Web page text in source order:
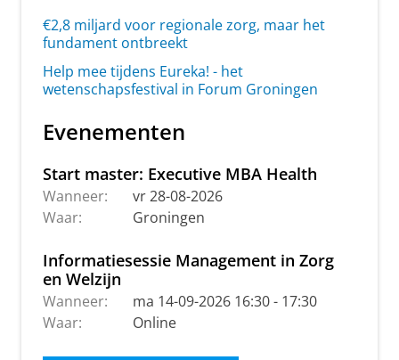
€2,8 miljard voor regionale zorg, maar het
fundament ontbreekt
Help mee tijdens Eureka! - het
wetenschapsfestival in Forum Groningen
Evenementen
Start master: Executive MBA Health
Wanneer:
vr 28-08-2026
Waar:
Groningen
Informatiesessie Management in Zorg
en Welzijn
Wanneer:
ma 14-09-2026 16:30 - 17:30
Waar:
Online